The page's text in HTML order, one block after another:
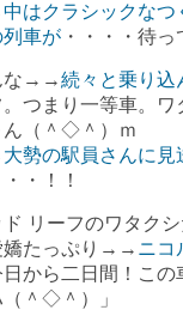
中はクラシックなつ
列車が ・・・・待
な→→続々と乗り込
。つまり一等車。
ん（＾◇＾）ｍ
大勢の駅員さんに見
・！！
ド リーフのワタク
嬌たっぷり→→ ニコ
日から二日間！こ
＾◇＾）」